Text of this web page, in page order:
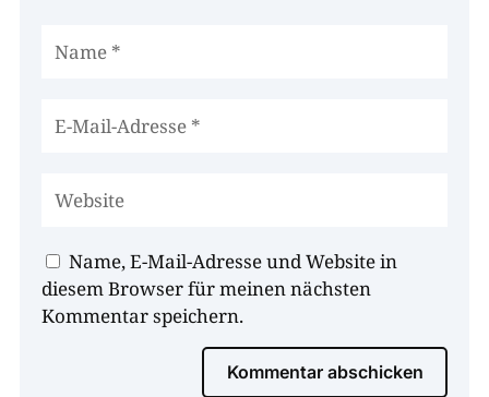
Name, E-Mail-Adresse und Website in
diesem Browser für meinen nächsten
Kommentar speichern.
Kommentar abschicken